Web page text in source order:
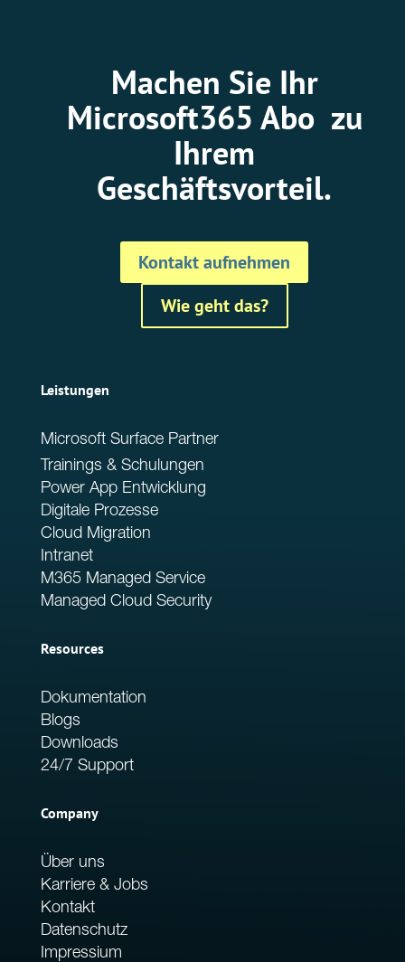
Machen Sie Ihr
Microsoft365 Abo zu
Ihrem
Geschäftsvorteil.
Kontakt aufnehmen
Wie geht das?
Leistungen
Microsoft Surface Partner
Trainings & Schulungen
Power App Entwicklung
Digitale Prozesse
Cloud Migration
Intranet
M365 Managed Service
Managed Cloud Security
Resources
Dokumentation
Blogs
Downloads
24/7 Support
Company
Über uns
Karriere & Jobs
Kontakt
Datenschutz
Impressium